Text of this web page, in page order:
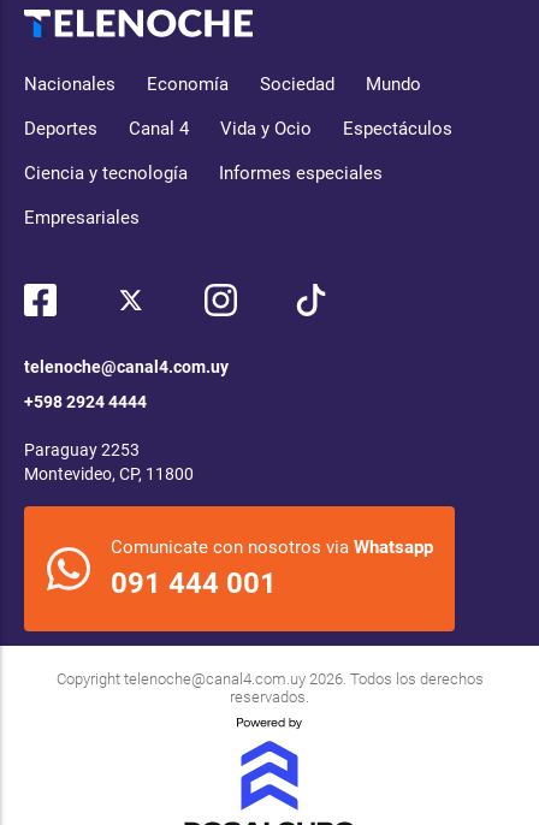
Nacionales Economía Sociedad Mundo
Deportes Canal 4 Vida y Ocio Espectáculos
Ciencia y tecnología Informes especiales
Empresariales
telenoche@canal4.com.uy
+598 2924 4444
Paraguay 2253
Montevideo, CP, 11800
Comunicate con nosotros via Whatsapp
091 444 001
Copyright telenoche@canal4.com.uy2026. Todos los derechos
reservados.